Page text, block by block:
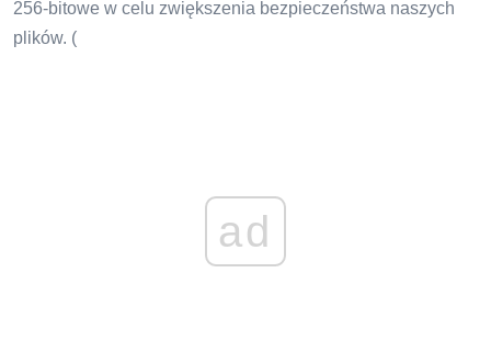
256-bitowe w celu zwiększenia bezpieczeństwa naszych
plików. (
ad